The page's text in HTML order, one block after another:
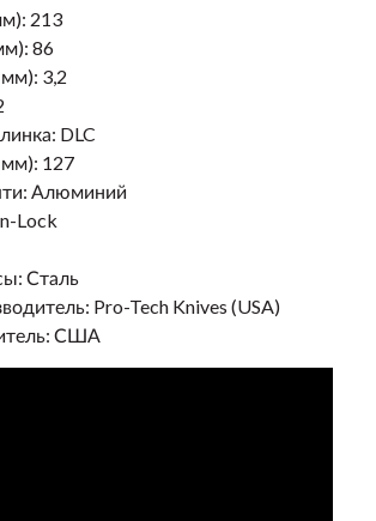
213
86
3,2
DLC
127
Алюминий
Lock
Сталь
Pro-Tech Knives (USA)
США